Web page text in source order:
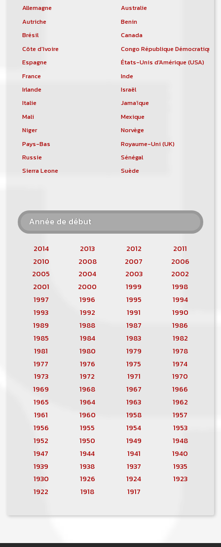
Allemagne
Australie
Autriche
Benin
Brésil
Canada
Côte d'Ivoire
Congo République Démocratique
Espagne
États-Unis d'Amérique (USA)
France
Inde
Irlande
Israël
Italie
Jamaïque
Mali
Mexique
Niger
Norvège
Pays-Bas
Royaume-Uni (UK)
Russie
Sénégal
Sierra Leone
Suède
Année de début
2014 2013 2012
2011
2010
2008 2007
2006
2005
2004 2003
2002
2001
2000 1999
1998
1997
1996 1995
1994
1993
1992 1991
1990
1989
1988 1987
1986
1985
1984 1983
1982
1981
1980 1979
1978
1977
1976 1975
1974
1973
1972 1971
1970
1969
1968 1967
1966
1965
1964 1963
1962
1961
1960 1958
1957
1956
1955 1954
1953
1952
1950 1949
1948
1947
1944 1941
1940
1939
1938 1937
1935
1930
1926 1924
1923
1922
1918 1917